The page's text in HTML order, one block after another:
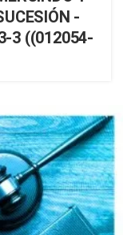
-
3 ((012054-